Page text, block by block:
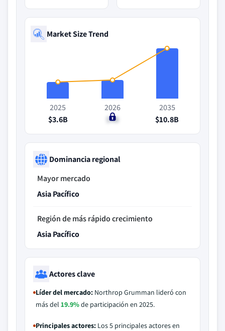
Market Size Trend
2025
$3.6B
2026
$4B
2035
$10.8B
Dominancia regional
Mayor mercado
Asia Pacífico
Región de más rápido crecimiento
Asia Pacífico
Actores clave
Líder del mercado: Northrop Grumman lideró con
más del 19.9%de participación en 2025.
Principales actores: Los 5 principales actores en